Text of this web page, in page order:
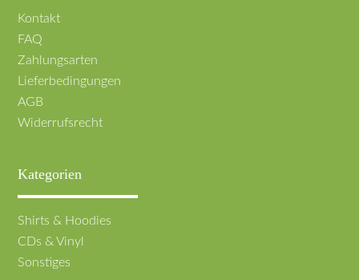
Navigation
überspringen
Kontakt
FAQ
Zahlungsarten
Lieferbedingungen
AGB
Widerrufsrecht
Kategorien
Navigation
überspringen
Shirts & Hoodies
CDs & Vinyl
Sonstiges